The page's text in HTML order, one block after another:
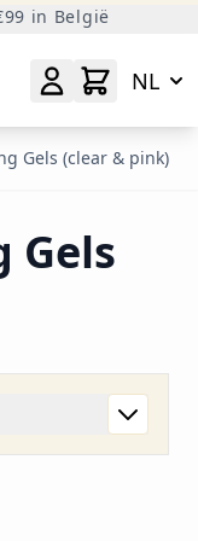
in België
NL
Gels (clear & pink)
Gels